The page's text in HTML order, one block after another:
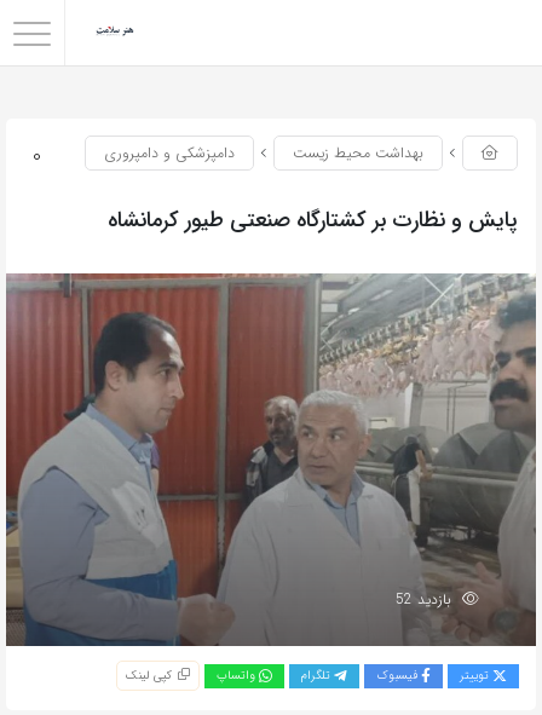
0 بهداشت محیط زیست دامپزشکی و دامپروری
پایش و نظارت بر کشتارگاه صنعتی طیور کرمانشاه
بازدید 52
توییتر فیسبوک تلگرام واتساپ کپی لینک